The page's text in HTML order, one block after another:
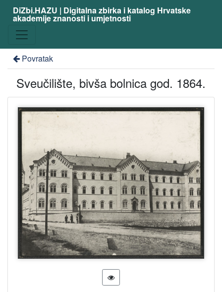
DiZbi.HAZU | Digitalna zbirka i katalog Hrvatske
akademije znanosti i umjetnosti
Povratak
Sveučilište, bivša bolnica god. 1864.